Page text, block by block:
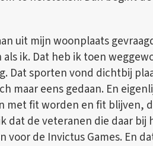
uit mijn woonplaats
ik. Dat heb ik toen
Dat sporten vond dichtbij
maar eens gedaan. En
met fit worden en fit blijven,
dat de veteranen die daar
de Invictus Games. En